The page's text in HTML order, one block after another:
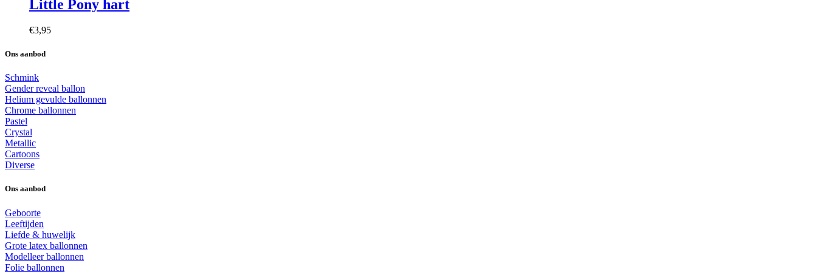
Little Pony hart
€3,95
Ons aanbod
Schmink
Gender reveal ballon
Helium gevulde ballonnen
Chrome ballonnen
Pastel
Crystal
Metallic
Cartoons
Diverse
Ons aanbod
Geboorte
Leeftijden
Liefde & huwelijk
Grote latex ballonnen
Modelleer ballonnen
Folie ballonnen